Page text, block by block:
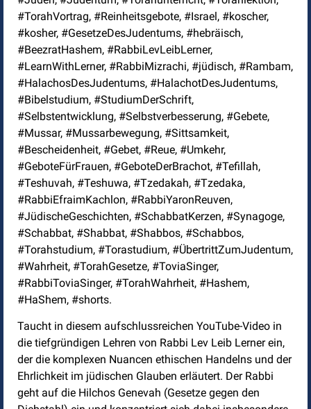
#TorahVortrag, #Reinheitsgebote, #Israel, #koscher,
#kosher, #GesetzeDesJudentums, #hebräisch,
#BeezratHashem, #RabbiLevLeibLerner,
#LearnWithLerner, #RabbiMizrachi, #jüdisch, #Rambam,
#HalachosDesJudentums, #HalachotDesJudentums,
#Bibelstudium, #StudiumDerSchrift,
#Selbstentwicklung, #Selbstverbesserung, #Gebete,
#Mussar, #Mussarbewegung, #Sittsamkeit,
#Bescheidenheit, #Gebet, #Reue, #Umkehr,
#GeboteFürFrauen, #GeboteDerBrachot, #Tefillah,
#Teshuvah, #Teshuwa, #Tzedakah, #Tzedaka,
#RabbiEfraimKachlon, #RabbiYaronReuven,
#JüdischeGeschichten, #SchabbatKerzen, #Synagoge,
#Schabbat, #Shabbat, #Shabbos, #Schabbos,
#Torahstudium, #Torastudium, #ÜbertrittZumJudentum,
#Wahrheit, #TorahGesetze, #ToviaSinger,
#RabbiToviaSinger, #TorahWahrheit, #Hashem,
#HaShem, #shorts.
Taucht in diesem aufschlussreichen YouTube-Video in
die tiefgründigen Lehren von Rabbi Lev Leib Lerner ein,
der die komplexen Nuancen ethischen Handelns und der
Ehrlichkeit im jüdischen Glauben erläutert. Der Rabbi
geht auf die Hilchos Genevah (Gesetze gegen den